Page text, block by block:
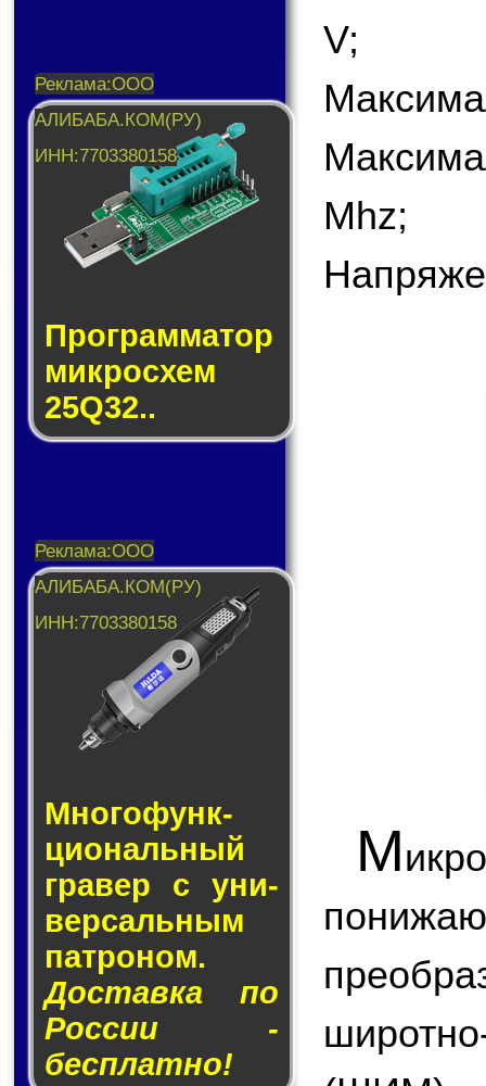
Прог­рам­ма­тор
мик­ро­схем
25Q32..
Много­функ­
цио­наль­ный
гра­вер с уни­
вер­саль­ным
пат­ро­ном.
Доставка по
России -
бесплатно!
V;
Mhz;
М